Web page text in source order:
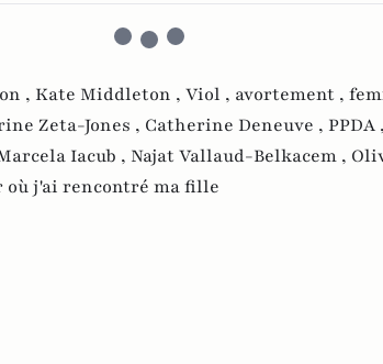
, Kate Middleton , Viol , avortement ,
Zeta-Jones , Catherine Deneuve , PPDA ,
Iacub , Najat Vallaud-Belkacem ,
où j'ai rencontré ma fille